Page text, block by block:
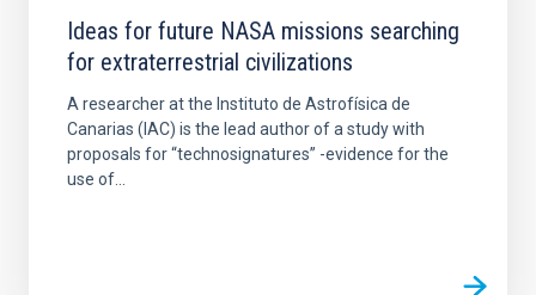
Ideas for future NASA missions searching
for extraterrestrial civilizations
A researcher at the Instituto de Astrofísica de
Canarias (IAC) is the lead author of a study with
proposals for “technosignatures” -evidence for the
use of...